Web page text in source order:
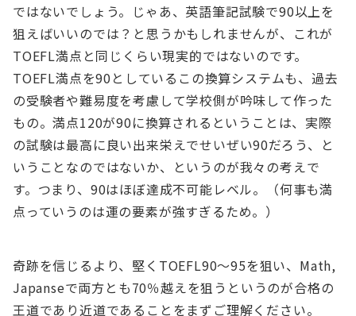
ではないでしょう。じゃあ、英語筆記試験で90以上を
狙えばいいのでは？と思うかもしれませんが、これが
TOEFL満点と同じくらい現実的ではないのです。
TOEFL満点を90としているこの換算システムも、過去
の受験者や難易度を考慮して学校側が吟味して作った
もの。満点120が90に換算されるということは、実際
の試験は最高に良い出来栄えでせいぜい90だろう、と
いうことなのではないか、というのが我々の考えで
す。つまり、90はほぼ達成不可能レベル。（何事も満
点っていうのは運の要素が強すぎるため。）
奇跡を信じるより、堅くTOEFL90～95を狙い、Math,
Japanseで両方とも70％越えを狙うというのが合格の
王道であり近道であることをまずご理解ください。